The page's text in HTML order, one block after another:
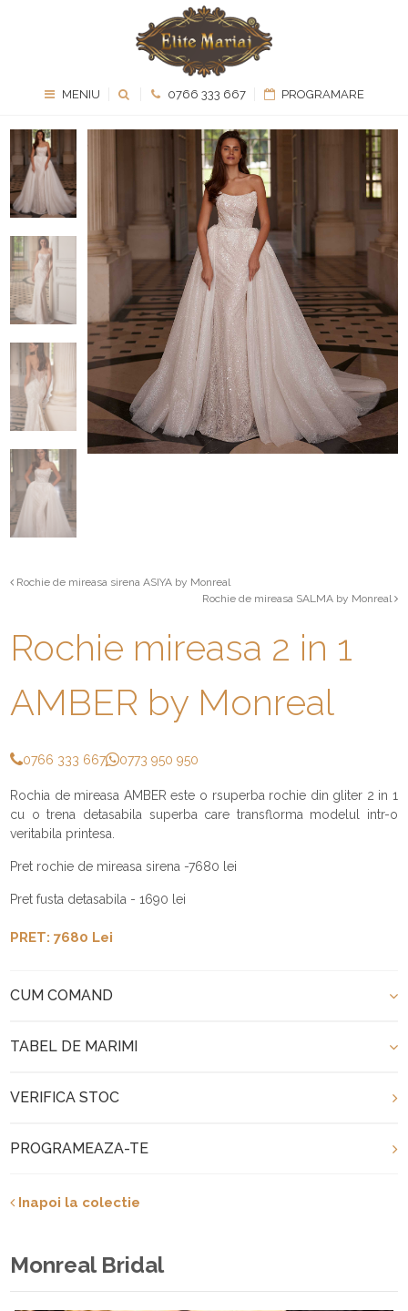
MENIU 0766 333 667 PROGRAMARE
Rochie de mireasa sirena ASIYA by Monreal
Rochie de mireasa SALMA by Monreal
Rochie mireasa 2 in 1
AMBER by Monreal
0766 333 667 0773 950 950
Rochia de mireasa AMBER este o rsuperba rochie din gliter 2 in 1
cu o trena detasabila superba care transflorma modelul intr-o
veritabila printesa.
Pret rochie de mireasa sirena -7680 lei
Pret fusta detasabila - 1690 lei
PRET: 7680 Lei
CUM COMAND
TABEL DE MARIMI
VERIFICA STOC
PROGRAMEAZA-TE
Inapoi la colectie
Monreal Bridal